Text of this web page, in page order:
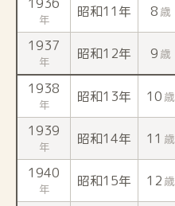
1936
年 昭和11年 8 歳
1937
年 昭和12年 9 歳
1938
年 昭和13年 10 歳
1939
年 昭和14年 11 歳
1940
年 昭和15年 12 歳